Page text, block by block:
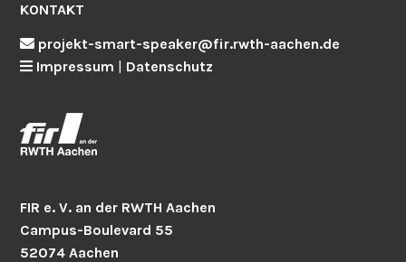
KONTAKT
projekt-smart-speaker@fir.rwth-aachen.de
Impressum | Datenschutz
FIR e. V. an der RWTH Aachen
Campus-Boulevard 55
52074 Aachen